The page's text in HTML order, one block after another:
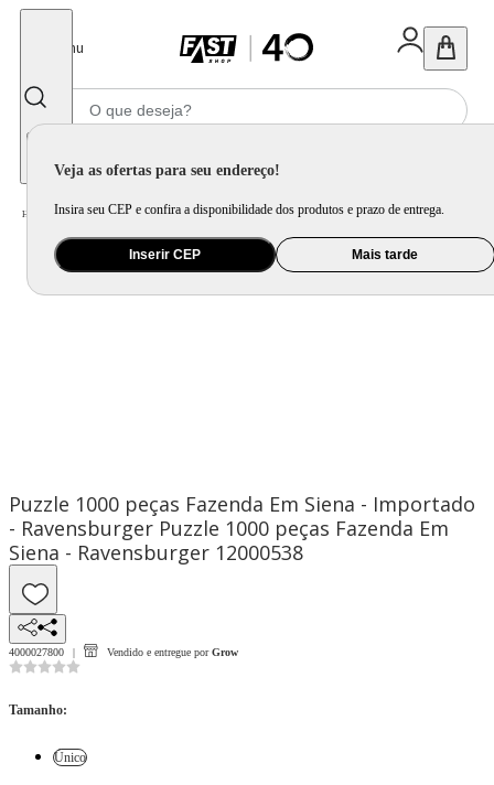
Menu
Veja as ofertas para seu endereço!
Insira seu CEP e confira a disponibilidade dos produtos e prazo de entrega.
Inserir CEP Mais tarde
Home Brinquedo e Colecionável / Jogo e Quebra-Cabeça
Puzzle 1000 peças Fazenda Em Siena - Importado
- Ravensburger Puzzle 1000 peças Fazenda Em
Siena - Ravensburger 12000538
4000027800 Vendido e entregue por Grow
Tamanho:
Único